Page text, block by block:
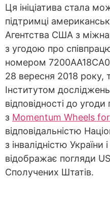
Ця ініціатива стала
підтримці
Агентства США з
з угодою про
номером
28 вересня 2018 року,
Інститутом
відповідності до
з Momentum Wheels
відповідальністю
з інвалідністю України
відображає погляди
Сполучених Штатів.